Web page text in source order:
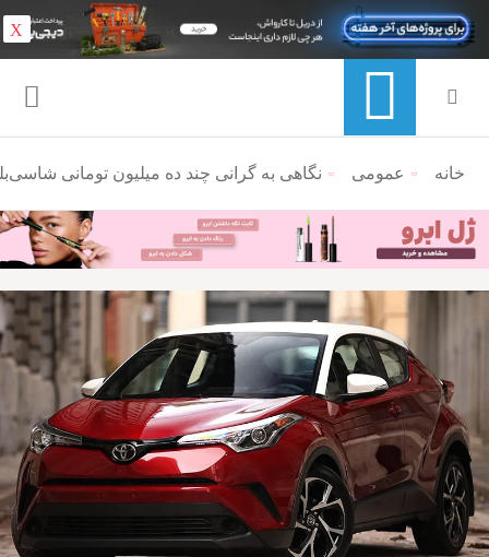
منوی ناوبری خرده نان
خانه عمومی نگاهی به گرانی چند ده میلیون تومانی
X